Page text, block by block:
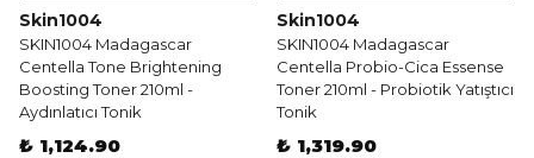
Skin1004
SKIN1004 Madagascar
Centella Tone Brightening
Boosting Toner 210ml -
Aydınlatıcı Tonik
₺ 1,124.90
Skin1004
SKIN1004 Madagascar
Centella Probio-Cica Essense
Toner 210ml - Probiotik Yatıştıcı
Tonik
₺ 1,319.90